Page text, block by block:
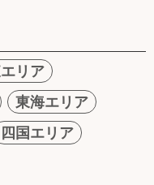
リア
東海エリア
四国エリア